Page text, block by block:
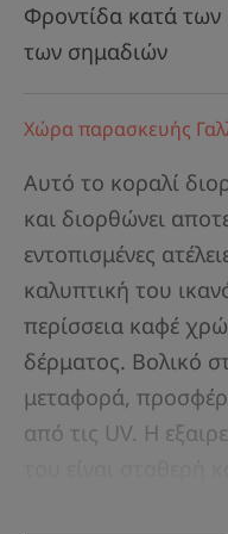
Φροντίδα κατά των
των σημαδιών
Χώρα παρασκευής
Αυτό το κοραλί
και διορθώνει
εντοπισμένες
καλυπτική του
περίσσεια καφέ
δέρματος. Βολικό
μεταφορά,
από τις UV. Η